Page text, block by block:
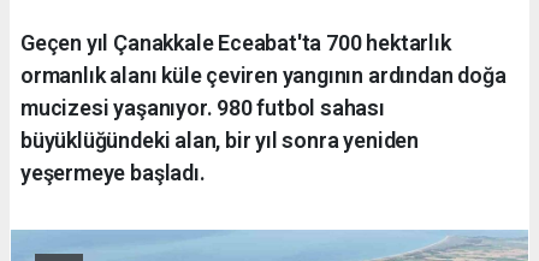
Geçen yıl Çanakkale Eceabat'ta 700 hektarlık
ormanlık alanı küle çeviren yangının ardından doğa
mucizesi yaşanıyor. 980 futbol sahası
büyüklüğündeki alan, bir yıl sonra yeniden
yeşermeye başladı.